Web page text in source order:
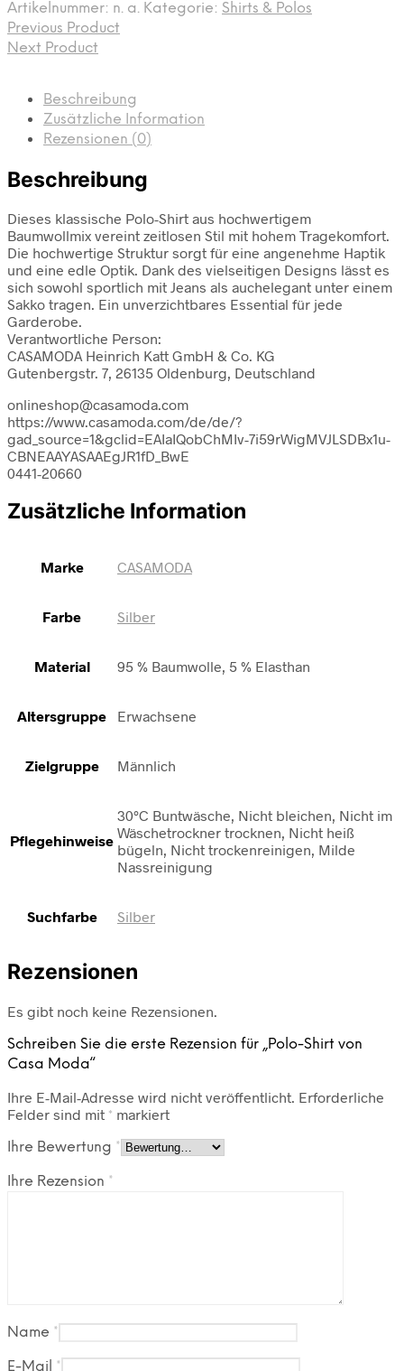
Artikelnummer: n. a. Kategorie: Shirts & Polos
Previous Product
Next Product
Beschreibung
Zusätzliche Information
Rezensionen (0)
Beschreibung
Dieses klassische Polo-Shirt aus hochwertigem
Baumwollmix vereint zeitlosen Stil mit hohem Tragekomfort.
Die hochwertige Struktur sorgt für eine angenehme Haptik
und eine edle Optik. Dank des vielseitigen Designs lässt es
sich sowohl sportlich mit Jeans als auchelegant unter einem
Sakko tragen. Ein unverzichtbares Essential für jede
Garderobe.
Verantwortliche Person:
CASAMODA Heinrich Katt GmbH & Co. KG
Gutenbergstr. 7, 26135 Oldenburg, Deutschland
onlineshop@casamoda.com
https://www.casamoda.com/de/de/?
gad_source=1&gclid=EAIaIQobChMIv-7i59rWigMVJLSDBx1u-
CBNEAAYASAAEgJR1fD_BwE
0441-20660
Zusätzliche Information
Marke CASAMODA
Farbe Silber
Material 95 % Baumwolle, 5 % Elasthan
Altersgruppe Erwachsene
Zielgruppe Männlich
Pflegehinweise
30°C Buntwäsche, Nicht bleichen, Nicht im
Wäschetrockner trocknen, Nicht heiß
bügeln, Nicht trockenreinigen, Milde
Nassreinigung
Suchfarbe Silber
Rezensionen
Es gibt noch keine Rezensionen.
Schreiben Sie die erste Rezension für „Polo-Shirt von
Casa Moda“
Ihre E-Mail-Adresse wird nicht veröffentlicht. Erforderliche
Felder sind mit * markiert
Ihre Bewertung *
Ihre Rezension *
Name *
E-Mail *